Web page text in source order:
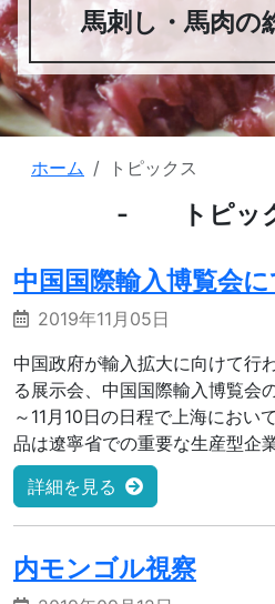
馬刺し・馬肉の
ホーム トピックス
トピッ
中国国際輸入博覧会
2019年11月05日
中国政府が輸入拡大に向けて行
る展示会、中国国際輸入博覧会
～11月10日の日程で上海におい
品は遼寧省での重要な生産型企
詳細を見る
内モンゴル視察